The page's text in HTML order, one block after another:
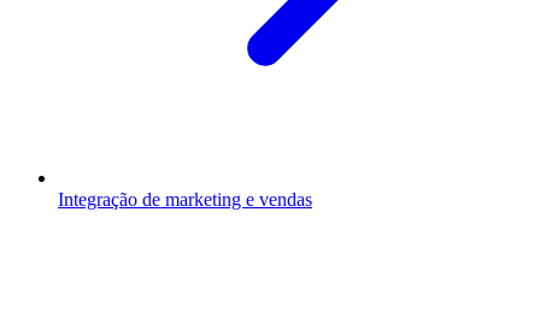
Integração de marketing e vendas